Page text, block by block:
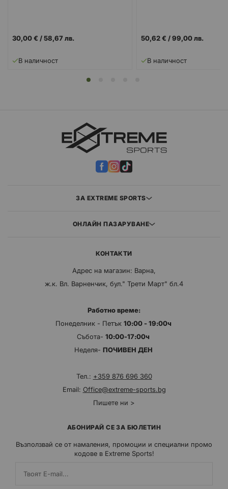
30,00 € /58,67 лв.
В наличност
50,62 € /99,00 лв.
В наличност
ЗА EXTREME SPORTS
ОНЛАЙН ПАЗАРУВАНЕ
КОНТАКТИ
Адрес на магазин: Варна,
ж.к. Вл. Варненчик, бул." Трети Март" бл.4
Работно време:
Понеделник - Петък 10:00 - 19:00ч
Събота- 10:00-17:00ч
Неделя- ПОЧИВЕН ДЕН
Тел.: +359 876 696 360
Email: Office@extreme-sports.bg
Пишете ни >
АБОНИРАЙ СЕ ЗА БЮЛЕТИН
Възползвай се от намаления, промоции и специални промо
кодове в Extreme Sports!